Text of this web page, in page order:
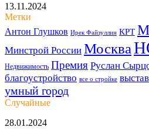
13.11.2024
Метки
Антон Глушков Ирек Файзуллин КРТ
Минстрой России Москва
Недвижимость Премия Руслан
благоустройство все о стройке
умный город
Случайные
Архитектура
28.01.2024